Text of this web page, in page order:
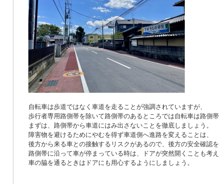
自転車は歩道ではなく車道を走ることが強調されていますが、
歩行者専用路側帯を除いて路側帯のあるところでは自転車は路側
まずは、路側帯から車道にはみ出さないことを徹底しましょう。
障害物を避けるためにやむを得ず車道側へ進路を変えることは、
後方から来る車との接触するリスクがあるので、後方の安全確認
路側帯に沿って車が停まっている時は、ドアが突然開くことも考
車の脇を通るときはドアにも用心するようにしましょう。